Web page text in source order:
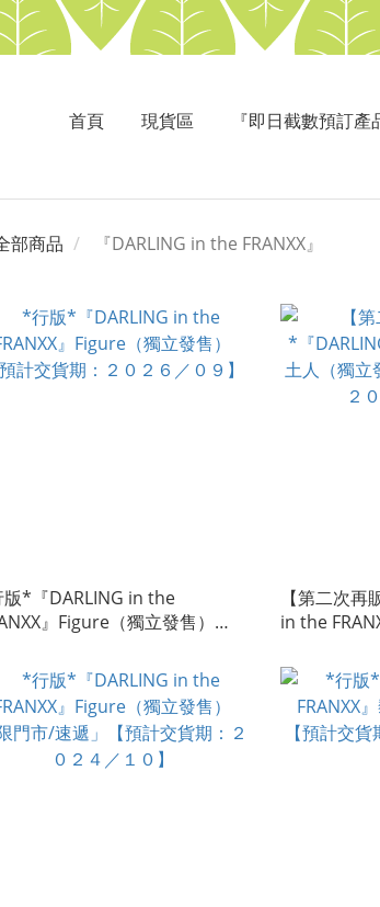
首頁 現貨區 『即日截數預訂產
部商品 『DARLING in the FRANXX』
*『DARLING in the
』Figure（獨立發售）
【第二次
in the
０】